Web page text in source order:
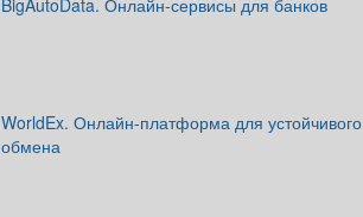
WorldEx. Онлайн-платформа для устойчивого
обмена